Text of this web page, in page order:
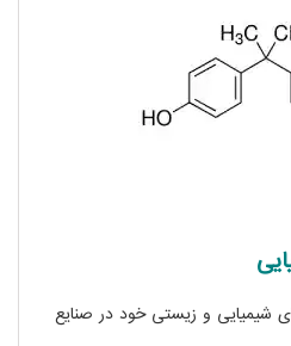
شیمیایی و زیستی خود در صنایع